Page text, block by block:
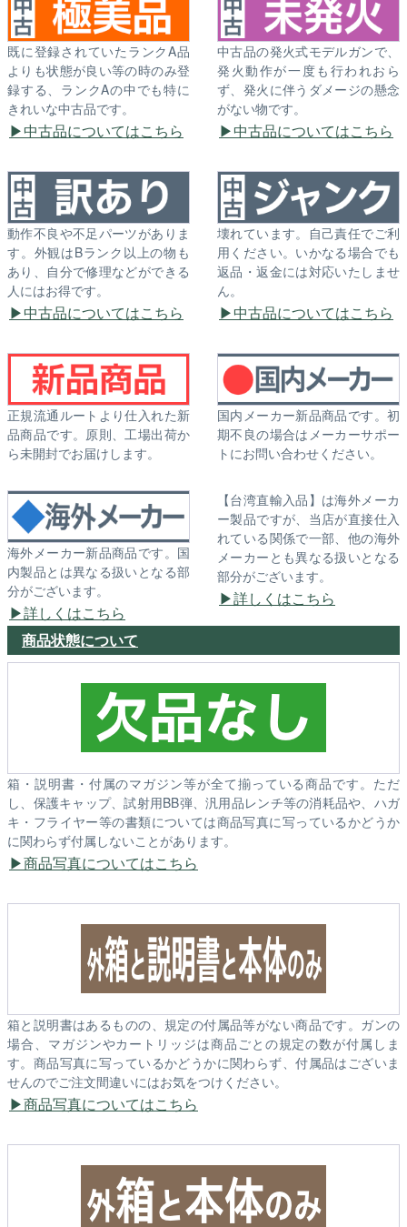
既に登録されていたランクA品
よりも状態が良い等の時のみ登
録する、ランクAの中でも特に
きれいな中古品です。
中古品についてはこちら
中古品の発火式モデルガンで、
発火動作が一度も行われおら
ず、発火に伴うダメージの懸念
がない物です。
中古品についてはこちら
動作不良や不足パーツがありま
す。外観はBランク以上の物も
あり、自分で修理などができる
人にはお得です。
中古品についてはこちら
壊れています。自己責任でご利
用ください。いかなる場合でも
返品・返金には対応いたしませ
ん。
中古品についてはこちら
正規流通ルートより仕入れた新
品商品です。原則、工場出荷か
ら未開封でお届けします。
国内メーカー新品商品です。初
期不良の場合はメーカーサポー
トにお問い合わせください。
海外メーカー新品商品です。国
内製品とは異なる扱いとなる部
分がございます。
詳しくはこちら
【台湾直輸入品】は海外メーカ
ー製品ですが、当店が直接仕入
れている関係で一部、他の海外
メーカーとも異なる扱いとなる
部分がございます。
詳しくはこちら
商品状態について
箱・説明書・付属のマガジン等が全て揃っている商品です。ただ
し、保護キャップ、試射用BB弾、汎用品レンチ等の消耗品や、ハガ
キ・フライヤー等の書類については商品写真に写っているかどうか
に関わらず付属しないことがあります。
商品写真についてはこちら
箱と説明書はあるものの、規定の付属品等がない商品です。ガンの
場合、マガジンやカートリッジは商品ごとの規定の数が付属しま
す。商品写真に写っているかどうかに関わらず、付属品はございま
せんのでご注文間違いにはお気をつけください。
商品写真についてはこちら